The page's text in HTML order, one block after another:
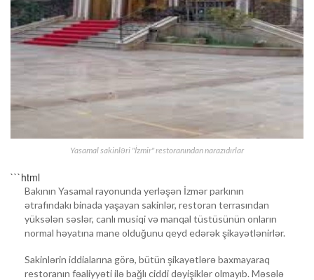
Yasamal sakinləri "İzmir" restoranından narazıdırlar
```html
Bakının Yasamal rayonunda yerləşən İzmər parkının
ətrafındakı binada yaşayan sakinlər, restoran terrasından
yüksələn səslər, canlı musiqi və manqal tüstüsünün onların
normal həyatına mane olduğunu qeyd edərək şikayətlənirlər.
Sakinlərin iddialarına görə, bütün şikayətlərə baxmayaraq
restoranın fəaliyyəti ilə bağlı ciddi dəyişiklər olmayıb. Məsələ